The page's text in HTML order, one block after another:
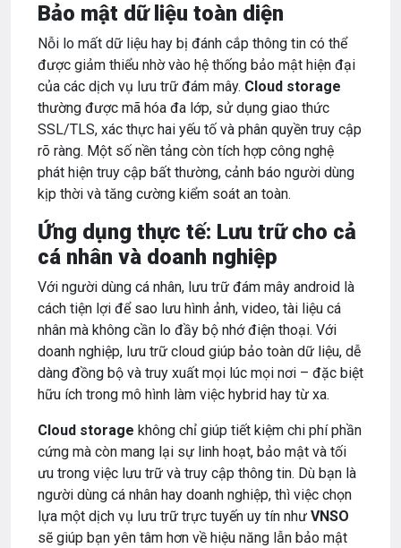
Bảo mật dữ liệu toàn diện
Nỗi lo mất dữ liệu hay bị đánh cắp thông tin có thể
được giảm thiểu nhờ vào hệ thống bảo mật hiện đại
của các dịch vụ lưu trữ đám mây. Cloud storage
thường được mã hóa đa lớp, sử dụng giao thức
SSL/TLS, xác thực hai yếu tố và phân quyền truy cập
rõ ràng. Một số nền tảng còn tích hợp công nghệ
phát hiện truy cập bất thường, cảnh báo người dùng
kịp thời và tăng cường kiểm soát an toàn.
Ứng dụng thực tế: Lưu trữ cho cả
cá nhân và doanh nghiệp
Với người dùng cá nhân, lưu trữ đám mây android là
cách tiện lợi để sao lưu hình ảnh, video, tài liệu cá
nhân mà không cần lo đầy bộ nhớ điện thoại. Với
doanh nghiệp, lưu trữ cloud giúp bảo toàn dữ liệu, dễ
dàng đồng bộ và truy xuất mọi lúc mọi nơi – đặc biệt
hữu ích trong mô hình làm việc hybrid hay từ xa.
Cloud storage không chỉ giúp tiết kiệm chi phí phần
cứng mà còn mang lại sự linh hoạt, bảo mật và tối
ưu trong việc lưu trữ và truy cập thông tin. Dù bạn là
người dùng cá nhân hay doanh nghiệp, thì việc chọn
lựa một dịch vụ lưu trữ trực tuyến uy tín như VNSO
sẽ giúp bạn yên tâm hơn về hiệu năng lẫn bảo mật